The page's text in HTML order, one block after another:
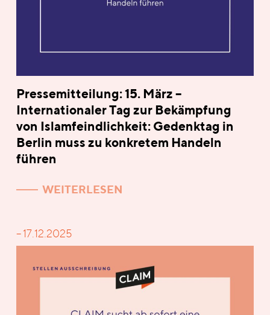
Pressemitteilung: 15. März –
Internationaler Tag zur Bekämpfung
von Islamfeindlichkeit: Gedenktag in
Berlin muss zu konkretem Handeln
führen
WEITERLESEN
– 17.12.2025